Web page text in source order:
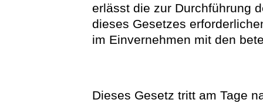
erlässt die zur Durchführung
dieses Gesetzes
im Einvernehmen mit den
Dieses Gesetz tritt am Tage